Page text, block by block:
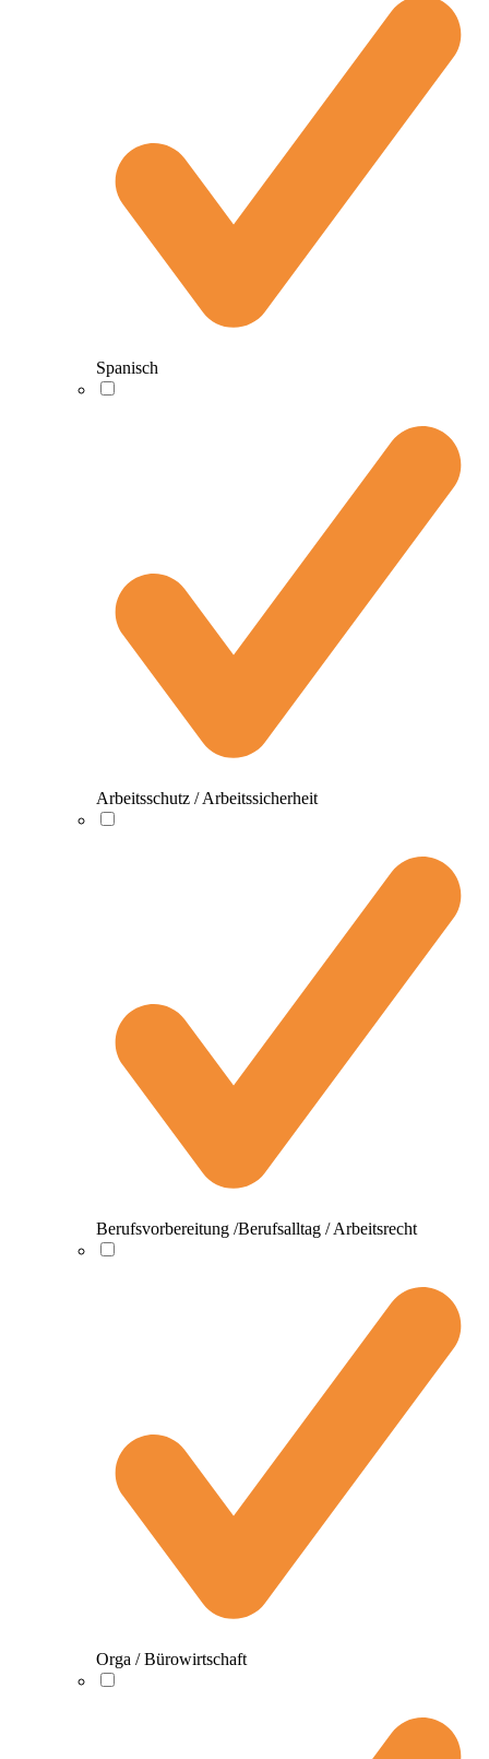
Spanisch
Arbeitsschutz / Arbeitssicherheit
Berufsvorbereitung /Berufsalltag / Arbeitsrecht
Orga / Bürowirtschaft